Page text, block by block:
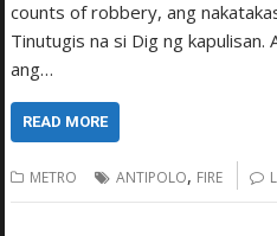
counts of robbery, ang
Tinutugis na si Dig ng kapulisan.
ang…
READ MORE
METRO ANTIPOLO, FIRE